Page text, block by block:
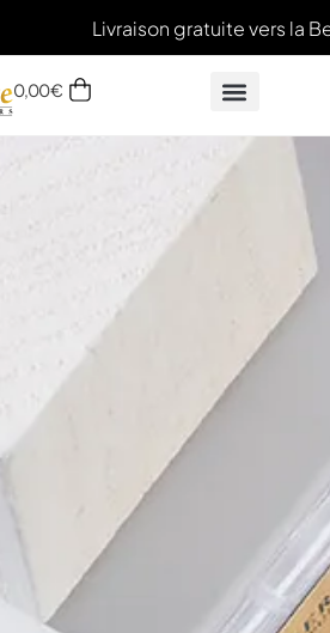
Livraison gratuite vers la
0,00€